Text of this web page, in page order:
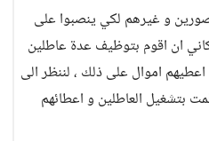
و غيرهم لكي ينصبوا على
ان اقوم بتوظيف عدة عاطلين
اموال على ذلك ، لننظر الى
بتشغيل العاطلين و اعطائهم